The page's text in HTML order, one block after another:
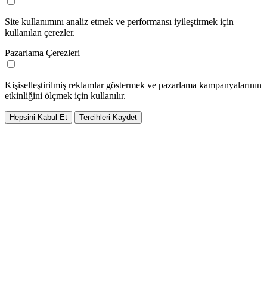
Site kullanımını analiz etmek ve performansı iyileştirmek için
kullanılan çerezler.
Pazarlama Çerezleri
Kişiselleştirilmiş reklamlar göstermek ve pazarlama kampanyalarının
etkinliğini ölçmek için kullanılır.
Hepsini Kabul Et Tercihleri Kaydet